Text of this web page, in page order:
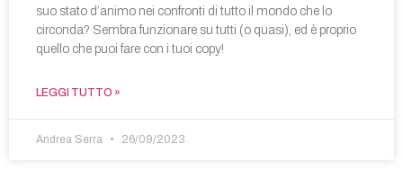
suo stato d’animo nei confronti di tutto il mondo che lo
circonda? Sembra funzionare su tutti (o quasi), ed è proprio
quello che puoi fare con i tuoi copy!
LEGGI TUTTO »
Andrea Serra 26/09/2023